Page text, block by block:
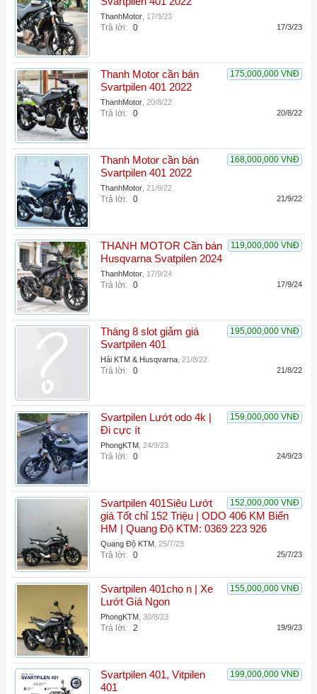
ThanhMotor 17/3/23
Trả lời: 0 17/3/23
175,000,000 VNĐ
Thanh Motor cần bán
Svartpilen 401 2022
ThanhMotor 20/8/22
Trả lời: 0 20/8/22
168,000,000 VNĐ
Thanh Motor cần bán
Svartpilen 401 2022
ThanhMotor 21/9/22
Trả lời: 0 21/9/22
119,000,000 VNĐ
THANH MOTOR Cần bán
Husqvarna Svatpilen 2024
ThanhMotor 17/9/24
Trả lời: 0 17/9/24
195,000,000 VNĐ
Tháng 8 slot giảm giá
Svartpilen 401
Hải KTM & Husqvarna 21/8/22
Trả lời: 0 21/8/22
159,000,000 VNĐ
Svartpilen Lướt odo 4k |
Đi cực ít
PhongKTM 24/9/23
Trả lời: 0 24/9/23
152,000,000 VNĐ
Svartpilen 401Siêu Lướt
giá Tốt chỉ 152 Triệu | ODO 406 KM Biển
HM | Quang Độ KTM: 0369 223 926
Quang Độ KTM 25/7/23
Trả lời: 0 25/7/23
155,000,000 VNĐ
Svartpilen 401cho n | Xe
Lướt Giá Ngon
PhongKTM 30/8/23
Trả lời: 2 19/9/23
199,000,000 VNĐ
Svartpilen 401, Vitpilen
401